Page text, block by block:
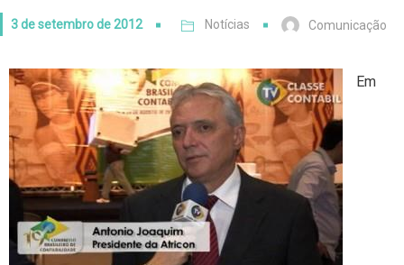
3 de setembro de 2012 Notícias Comunicação
Em